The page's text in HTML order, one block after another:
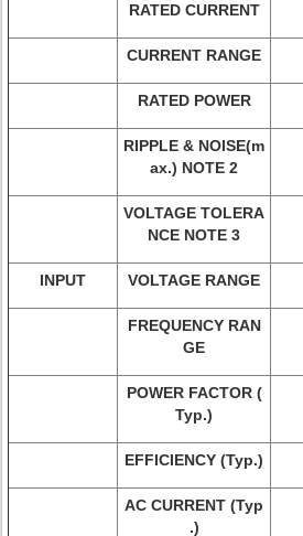
RATED CURRENT
CURRENT RANGE
RATED POWER
RIPPLE & NOISE(m
ax.) NOTE 2
VOLTAGE TOLERA
NCE NOTE 3
INPUT VOLTAGE RANGE
FREQUENCY RAN
GE
POWER FACTOR (
Typ.)
EFFICIENCY (Typ.)
AC CURRENT (Typ
.)